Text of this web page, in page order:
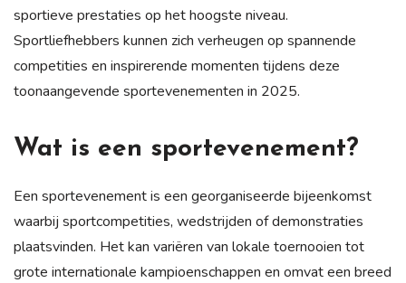
sportieve prestaties op het hoogste niveau.
Sportliefhebbers kunnen zich verheugen op spannende
competities en inspirerende momenten tijdens deze
toonaangevende sportevenementen in 2025.
Wat is een sportevenement?
Een sportevenement is een georganiseerde bijeenkomst
waarbij sportcompetities, wedstrijden of demonstraties
plaatsvinden. Het kan variëren van lokale toernooien tot
grote internationale kampioenschappen en omvat een breed